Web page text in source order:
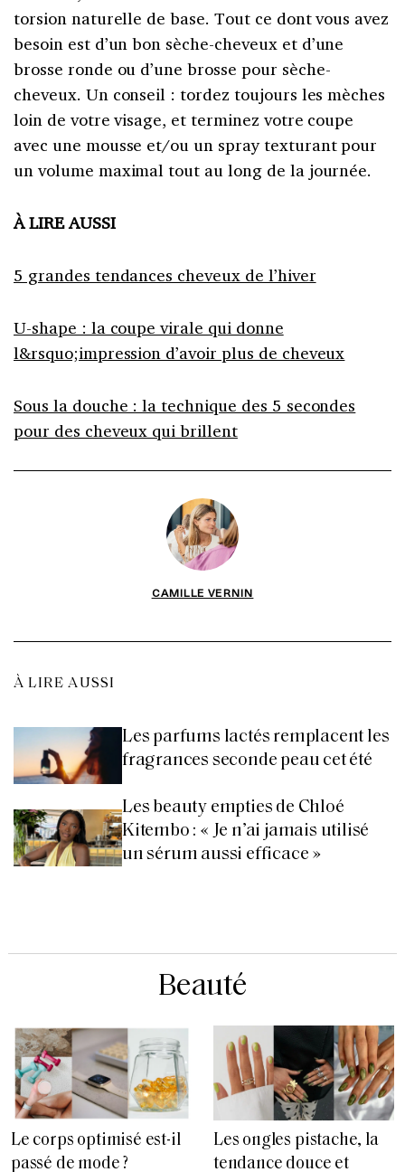
torsion naturelle de base. Tout ce dont vous avez
besoin est d’un bon sèche-cheveux et d’une
brosse ronde ou d’une brosse pour sèche-
cheveux. Un conseil : tordez toujours les mèches
loin de votre visage, et terminez votre coupe
avec une mousse et/ou un spray texturant pour
un volume maximal tout au long de la journée.
À LIRE AUSSI
5 grandes tendances cheveux de l’hiver
U-shape : la coupe virale qui donne
l&rsquo;impression d’avoir plus de cheveux
Sous la douche : la technique des 5 secondes
pour des cheveux qui brillent
CAMILLE VERNIN
À LIRE AUSSI
Les parfums lactés remplacent les
fragrances seconde peau cet été
Les beauty empties de Chloé
Kitembo : « Je n’ai jamais utilisé
un sérum aussi efficace »
Beauté
Le corps optimisé est-il
passé de mode ?
Les ongles pistache, la
tendance douce et